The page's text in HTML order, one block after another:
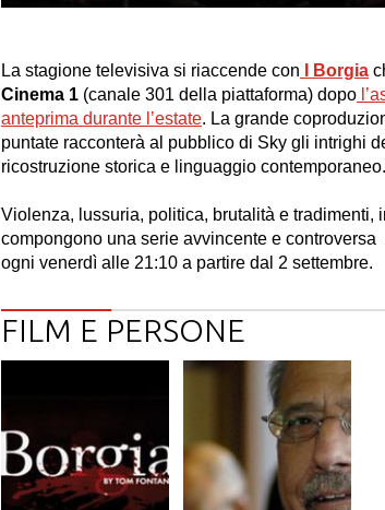
La stagione televisiva si riaccende con I Borgia
Cinema 1 (canale 301 della piattaforma) dopo
anteprima durante l’estate. La grande
puntate racconterà al pubblico di Sky gli intrighi
ricostruzione storica e linguaggio contemporaneo.
Violenza, lussuria, politica, brutalità e
compongono una serie avvincente e
ogni venerdì alle 21:10 a partire dal 2 settembre.
FILM E PERSONE